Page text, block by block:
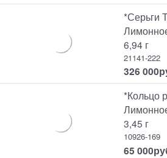
*Серьги
6,94 г
21141-222
326 000
*Кольцо
3,45 г
10926-169
65 000